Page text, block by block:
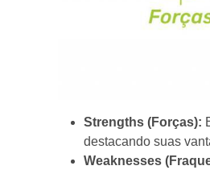
Strengths (Forças):
destacando suas
Weaknesses